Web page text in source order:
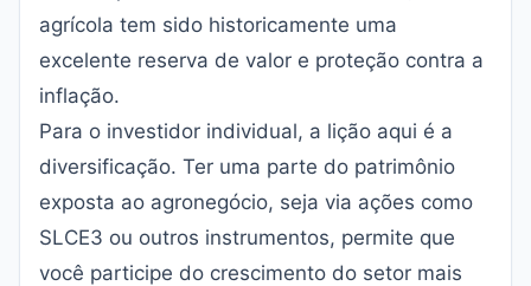
agrícola tem sido historicamente uma
excelente reserva de valor e proteção contra a
inflação.
Para o investidor individual, a lição aqui é a
diversificação. Ter uma parte do patrimônio
exposta ao agronegócio, seja via ações como
SLCE3 ou outros instrumentos, permite que
você participe do crescimento do setor mais